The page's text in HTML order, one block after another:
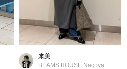
来美
BEAMS HOUSE Nagoya